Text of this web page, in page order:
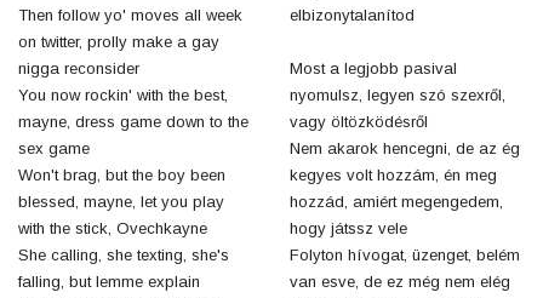
Then follow yo' moves all week
on twitter, prolly make a gay
nigga reconsider
You now rockin' with the best,
mayne, dress game down to the
sex game
Won't brag, but the boy been
blessed, mayne, let you play
with the stick, Ovechkayne
She calling, she texting, she's
falling, but lemme explain
elbizonytalanítod
Most a legjobb pasival
nyomulsz, legyen szó szexről,
vagy öltözködésről
Nem akarok hencegni, de az ég
kegyes volt hozzám, én meg
hozzád, amiért megengedem,
hogy játssz vele
Folyton hívogat, üzenget, belém
van esve, de ez még nem elég